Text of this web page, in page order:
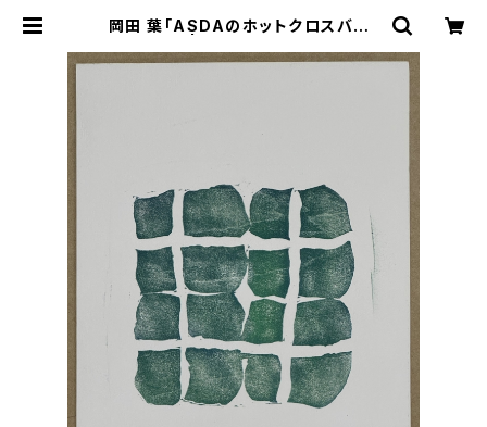
岡田 葉「ASDAのホットクロスバン」